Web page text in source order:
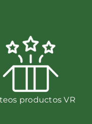
productos VR